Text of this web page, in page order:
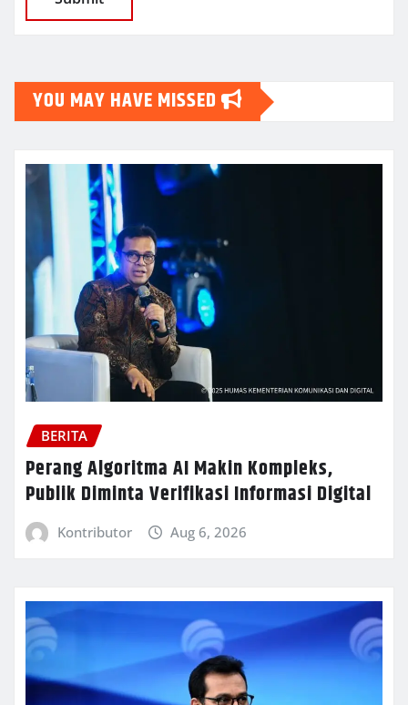
YOU MAY HAVE MISSED
BERITA
Perang Algoritma AI Makin Kompleks,
Publik Diminta Verifikasi Informasi Digital
Kontributor Aug 6, 2026